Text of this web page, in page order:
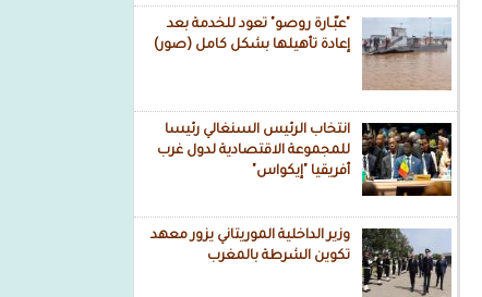
"عبّـارة روصو" تعود للخدمة بعد
إعادة تأهيلها بشكل كامل (صور)
انتخاب الرئيس السنغالي رئيسا
للمجموعة الاقتصادية لدول غرب
أفريقيا "إيكواس"
وزير الداخلية الموريتاني يزور معهد
تكوين الشرطة بالمغرب